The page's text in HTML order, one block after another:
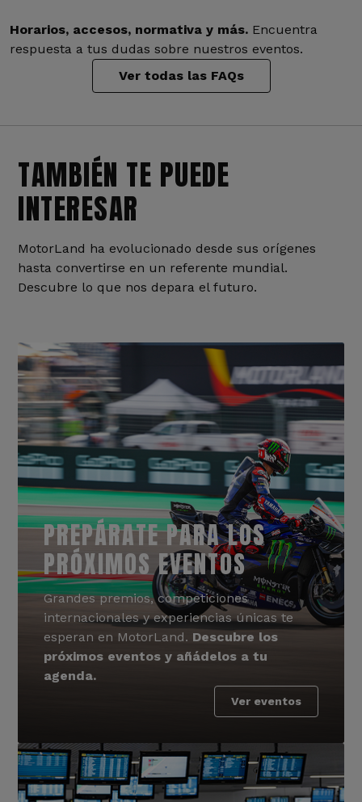
Horarios, accesos, normativa y más. Encuentra
respuesta a tus dudas sobre nuestros eventos.
Ver todas las FAQs
TAMBIÉN TE PUEDE
INTERESAR
MotorLand ha evolucionado desde sus orígenes
hasta convertirse en un referente mundial.
Descubre lo que nos depara el futuro.
PREPÁRATE PARA LOS
PRÓXIMOS EVENTOS
Grandes premios, competiciones
internacionales y experiencias únicas te
esperan en MotorLand. Descubre los
próximos eventos y añádelos a tu
agenda.
Ver eventos